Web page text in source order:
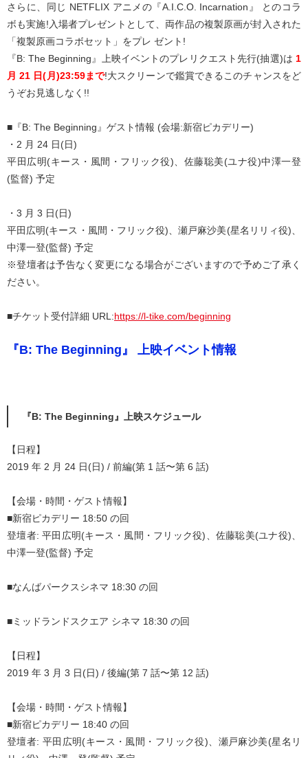
さらに、同じ NETFLIX アニメの『A.I.C.O. Incarnation』 とのコラ
ボも実施!入場者プレゼントとして、両作品の複製原画が封入された
「複製原画コラボセット」をプレ ゼント!
『B: The Beginning』上映イベントのプレリクエスト先行(抽選)は 1
月 21 日(月)23:59まで!大スクリーンで鑑賞できるこのチャンスをど
うぞお見逃しなく!!
■『B: The Beginning』ゲスト情報 (会場:新宿ピカデリー)
・2 月 24 日(日)
平田広明(キース・風間・フリック役)、佐藤聡美(ユナ役)中澤一登
(監督) 予定
・3 月 3 日(日)
平田広明(キース・風間・フリック役)、瀬戸麻沙美(星名リリィ役)、
中澤一登(監督) 予定
※登壇者は予告なく変更になる場合がございますので予めご了承く
ださい。
■チケット受付詳細 URL:https://l-tike.com/beginning
『B: The Beginning』 上映イベント情報
『B: The Beginning』上映スケジュール
【日程】
2019 年 2 月 24 日(日) / 前編(第 1 話〜第 6 話)
【会場・時間・ゲスト情報】
■新宿ピカデリー 18:50 の回
登壇者: 平田広明(キース・風間・フリック役)、佐藤聡美(ユナ役)、
中澤一登(監督) 予定
■なんばパークスシネマ 18:30 の回
■ミッドランドスクエア シネマ 18:30 の回
【日程】
2019 年 3 月 3 日(日) / 後編(第 7 話〜第 12 話)
【会場・時間・ゲスト情報】
■新宿ピカデリー 18:40 の回
登壇者: 平田広明(キース・風間・フリック役)、瀬戸麻沙美(星名リ